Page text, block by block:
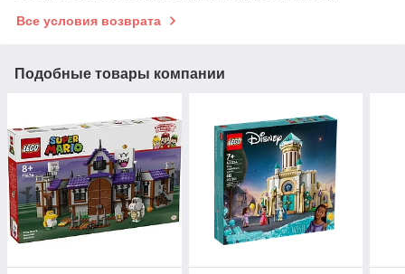
Все условия возврата
Подобные товары компании